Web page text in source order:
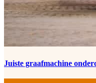
Juiste graafmachine